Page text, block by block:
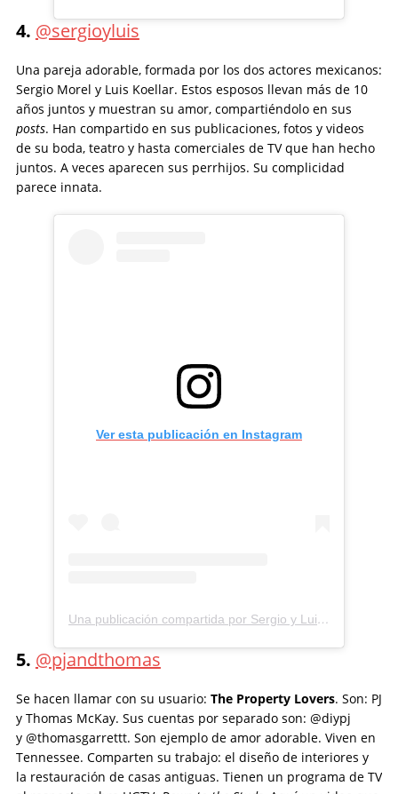
4. @sergioyluis
Una pareja adorable, formada por los dos actores mexicanos:
Sergio Morel y Luis Koellar. Estos esposos llevan más de 10
años juntos y muestran su amor, compartiéndolo en sus
posts. Han compartido en sus publicaciones, fotos y videos
de su boda, teatro y hasta comerciales de TV que han hecho
juntos. A veces aparecen sus perrhijos. Su complicidad
parece innata.
Ver esta publicación en Instagram
Una publicación compartida por Sergio y Luis 👬 (@sergioyluis)
5. @pjandthomas
Se hacen llamar con su usuario: The Property Lovers. Son: PJ
y Thomas McKay. Sus cuentas por separado son: @diypj
y @thomasgarrettt. Son ejemplo de amor adorable. Viven en
Tennessee. Comparten su trabajo: el diseño de interiores y
la restauración de casas antiguas. Tienen un programa de TV